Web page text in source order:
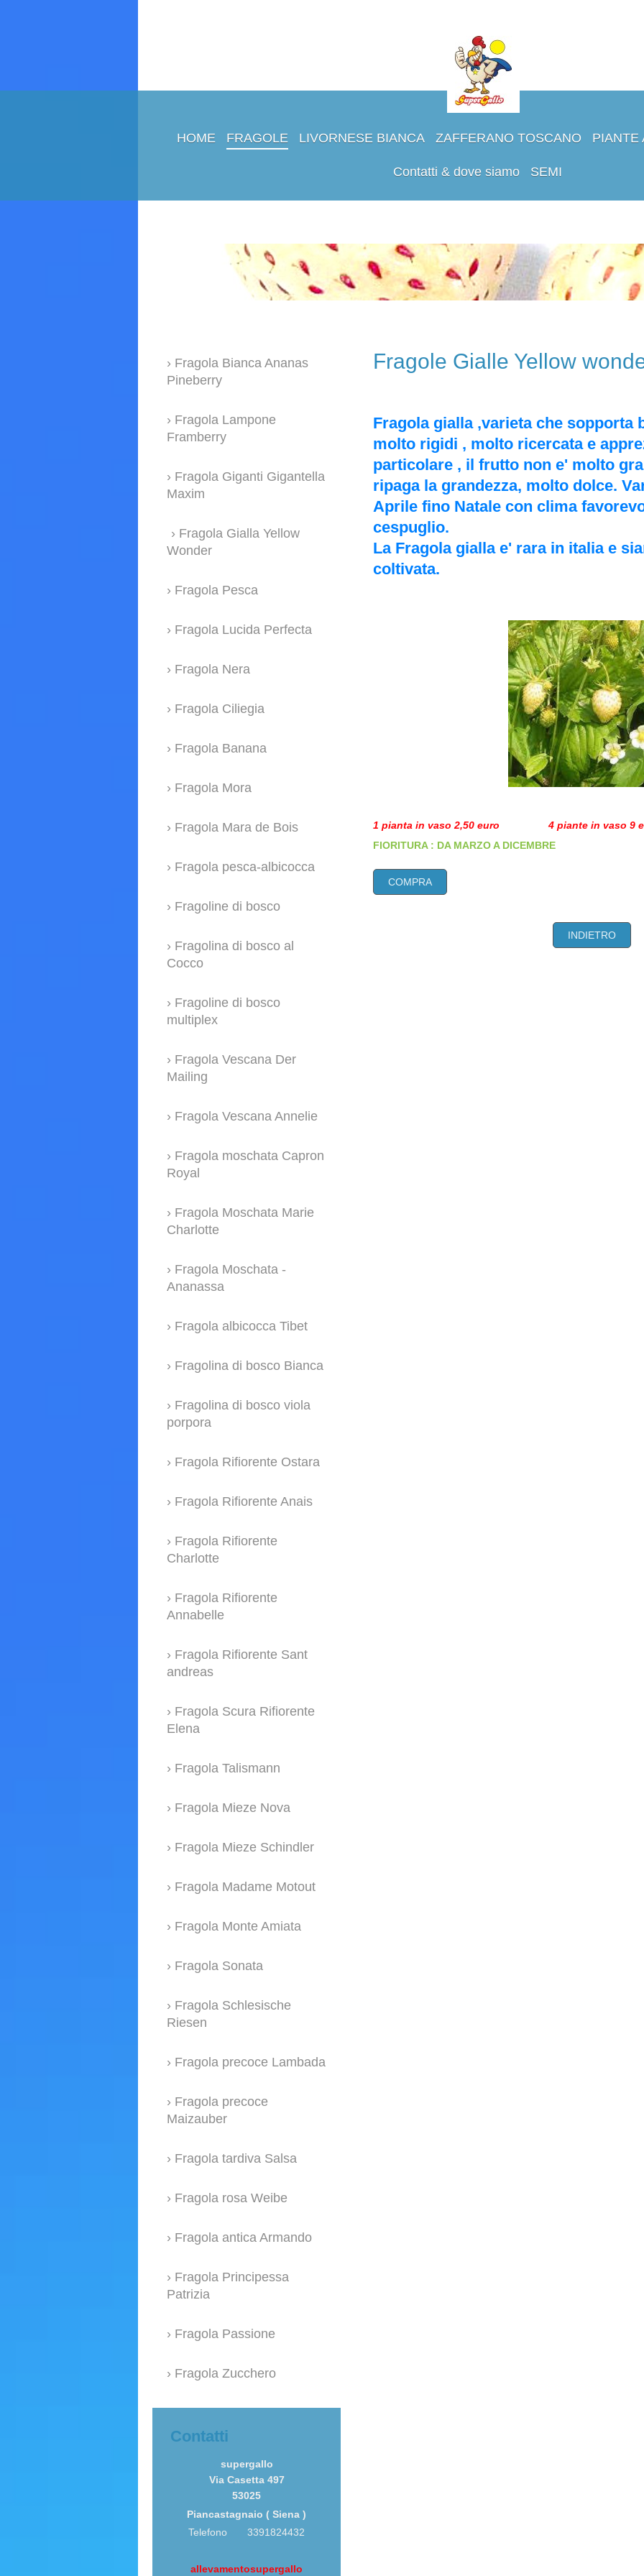
HOME FRAGOLE LIVORNESE BIANCA ZAFFERANO TOSCANO PIANTE
Contatti & dove siamo SEMI
Fragole Gialle Yellow
Fragola gialla ,varieta che sopporta
molto rigidi , molto ricercata e
particolare , il frutto non e' molto
ripaga la grandezza, molto dolce.
Aprile fino Natale con clima
cespuglio.
La Fragola gialla e' rara in italia e
coltivata.
1 pianta in vaso 2,50 euro 4 piante in vaso 9
FIORITURA : DA MARZO A DICEMBRE
COMPRA
INDIETRO
Fragola Bianca Ananas
Pineberry
Fragola Lampone
Framberry
Fragola Giganti Gigantella
Maxim
Fragola Gialla Yellow
Wonder
Fragola Pesca
Fragola Lucida Perfecta
Fragola Nera
Fragola Ciliegia
Fragola Banana
Fragola Mora
Fragola Mara de Bois
Fragola pesca-albicocca
Fragoline di bosco
Fragolina di bosco al
Cocco
Fragoline di bosco
multiplex
Fragola Vescana Der
Mailing
Fragola Vescana Annelie
Fragola moschata Capron
Royal
Fragola Moschata Marie
Charlotte
Fragola Moschata -
Ananassa
Fragola albicocca Tibet
Fragolina di bosco Bianca
Fragolina di bosco viola
porpora
Fragola Rifiorente Ostara
Fragola Rifiorente Anais
Fragola Rifiorente
Charlotte
Fragola Rifiorente
Annabelle
Fragola Rifiorente Sant
andreas
Fragola Scura Rifiorente
Elena
Fragola Talismann
Fragola Mieze Nova
Fragola Mieze Schindler
Fragola Madame Motout
Fragola Monte Amiata
Fragola Sonata
Fragola Schlesische
Riesen
Fragola precoce Lambada
Fragola precoce
Maizauber
Fragola tardiva Salsa
Fragola rosa Weibe
Fragola antica Armando
Fragola Principessa
Patrizia
Fragola Passione
Fragola Zucchero
Contatti
supergallo
Via Casetta 497
53025
Piancastagnaio ( Siena )
Telefono 3391824432
allevamentosupergallo